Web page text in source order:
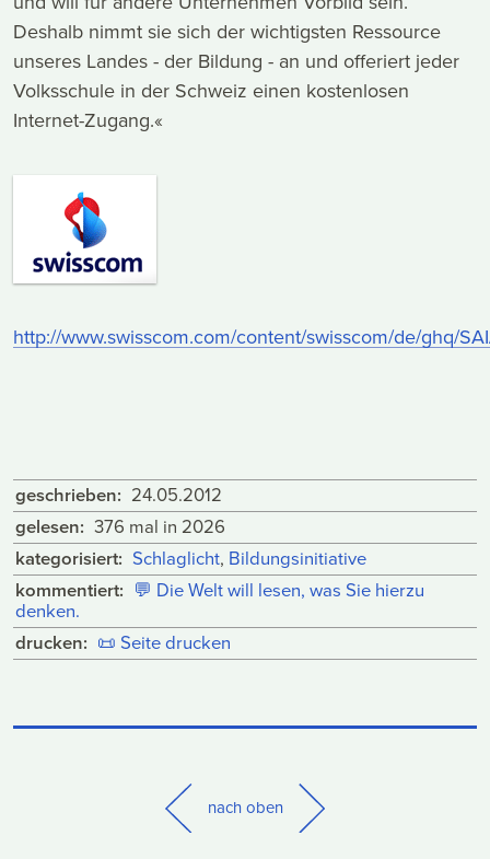
Deshalb nimmt sie sich der wichtigsten Ressource
unseres Landes - der Bildung - an und offeriert jeder
Volksschule in der Schweiz einen kostenlosen
Internet-Zugang.«
http://www.swisscom.com/content/swisscom/de/ghq/
geschrieben: 24.05.2012
gelesen: 376 mal in 2026
kategorisiert: Schlaglicht, Bildungsinitiative
kommentiert: 💬 Die Welt will lesen, was Sie hierzu
denken.
drucken: 📜 Seite drucken
nach oben